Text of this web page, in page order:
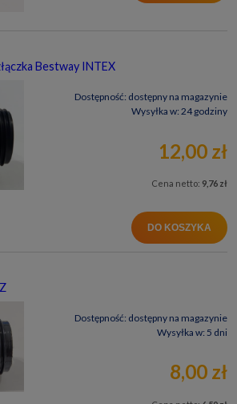
Bestway INTEX
Dostępność: dostępny na magazynie
Wysyłka w: 24 godziny
12,00 zł
Cena netto: 9,76 zł
DO KOSZYKA
Dostępność: dostępny na magazynie
Wysyłka w: 5 dni
8,00 zł